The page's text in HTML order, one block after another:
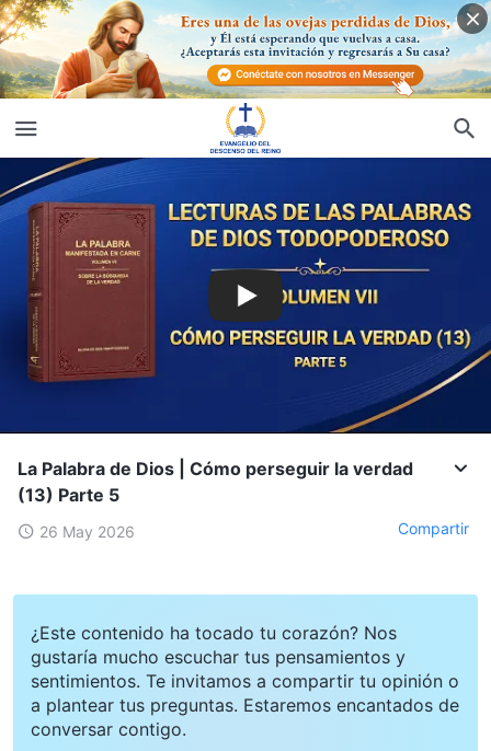
La Palabra de Dios | Cómo perseguir la verdad
(13) Parte 5
26 May 2026 Compartir
¿Este contenido ha tocado tu corazón? Nos
gustaría mucho escuchar tus pensamientos y
sentimientos. Te invitamos a compartir tu opinión o
a plantear tus preguntas. Estaremos encantados de
conversar contigo.